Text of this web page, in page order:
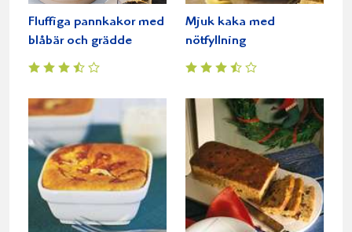
Fluffiga pannkakor med
blåbär och grädde
Mjuk kaka med
nötfyllning